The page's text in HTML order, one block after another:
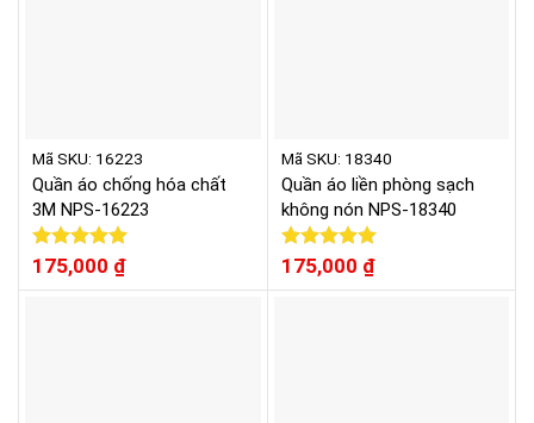
Mã SKU: 16223
Quần áo chống hóa chất
3M NPS-16223
Được xếp
hạng
175,000 ₫
Mã SKU: 18340
Quần áo liền phòng sạch
không nón NPS-18340
Được xếp
hạng
175,000 ₫